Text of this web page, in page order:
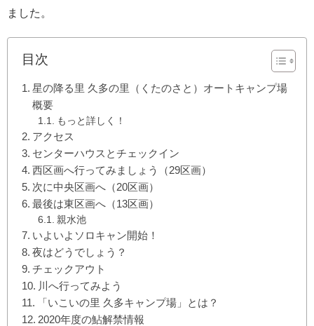
ました。
目次
星の降る里 久多の里（くたのさと）オートキャンプ場
概要
もっと詳しく！
アクセス
センターハウスとチェックイン
西区画へ行ってみましょう（29区画）
次に中央区画へ（20区画）
最後は東区画へ（13区画）
親水池
いよいよソロキャン開始！
夜はどうでしょう？
チェックアウト
川へ行ってみよう
「いこいの里 久多キャンプ場」とは？
2020年度の鮎解禁情報